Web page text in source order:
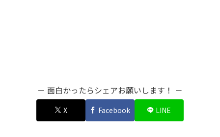
－ 面白かったらシェアお願いします！ －
X Facebook LINE